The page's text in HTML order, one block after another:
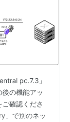
pc.7.3」
の機能アッ
確認くださ
」で別のネッ